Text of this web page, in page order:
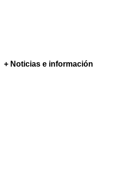
+ Noticias e información